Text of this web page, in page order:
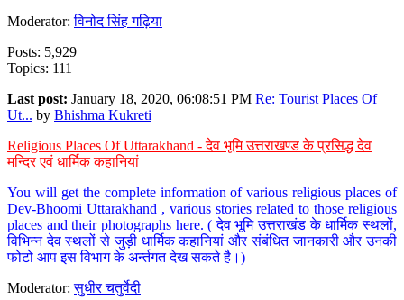
Moderator:विनोद सिंह गढ़िया
Posts: 5,929
Topics: 111
Last post: January 18, 2020, 06:08:51 PM Re: Tourist Places Of
Ut... by Bhishma Kukreti
Religious Places Of Uttarakhand - देव भूमि उत्तराखण्ड के प्रसिद्ध देव
मन्दिर एवं धार्मिक कहानियां
You will get the complete information of various religious places of
Dev-Bhoomi Uttarakhand , various stories related to those religious
places and their photographs here. ( देव भूमि उत्तराखंड के धार्मिक स्थलों,
विभिन्न देव स्थलों से जुड़ी धार्मिक कहानियां और संबंधित जानकारी और उनकी
फोटो आप इस विभाग के अर्न्तगत देख सकते है।)
Moderator:सुधीर चतुर्वेदी